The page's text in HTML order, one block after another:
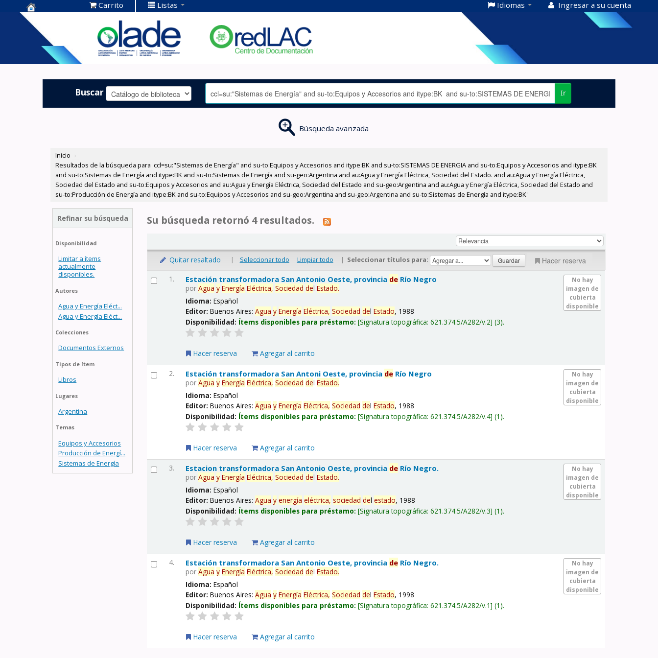
Centro de
Documentación
OLADE -
Carrito Listas Idiomas Ingresar a su cuenta
Buscar Ir
Búsqueda avanzada
Inicio ›
Resultados de la búsqueda para 'ccl=su:"Sistemas de Energía" and su-to:Equipos y Accesorios and itype:BK and su-to:SISTEMAS DE ENERGIA and su-to:Equipos y Accesorios and itype:BK
and su-to:Sistemas de Energía and itype:BK and su-to:Sistemas de Energía and su-geo:Argentina and au:Agua y Energía Eléctrica, Sociedad del Estado. and au:Agua y Energía Eléctrica,
Sociedad del Estado and su-to:Equipos y Accesorios and au:Agua y Energía Eléctrica, Sociedad del Estado and su-geo:Argentina and au:Agua y Energía Eléctrica, Sociedad del Estado and
su-to:Producción de Energía and itype:BK and su-to:Equipos y Accesorios and su-geo:Argentina and su-geo:Argentina and su-to:Sistemas de Energía and itype:BK'
Refinar su búsqueda
Disponibilidad
Limitar a ítems
actualmente
disponibles.
Autores
Agua y Energía Eléct...
Agua y Energía Eléct...
Colecciones
Documentos Externos
Tipos de ítem
Libros
Lugares
Argentina
Temas
Equipos y Accesorios
Producción de Energí...
Sistemas de Energía
Su búsqueda retornó 4 resultados.
Quitar resaltado | Seleccionar todo Limpiar todo | Seleccionar títulos para: Hacer reserva
1.
No hay
imagen de
cubierta
disponible
Estación transformadora San Antonio Oeste, provincia de Río Negro
porAgua y Energía Eléctrica, Sociedad delEstado.
Idioma:Español
Editor:Buenos Aires:Agua y Energía Eléctrica, Sociedad delEstado, 1988
Disponibilidad: Ítems disponibles para préstamo: Signatura topográfica:621.374.5/A282/v.2 (3).
Hacer reserva Agregar al carrito
2.
No hay
imagen de
cubierta
disponible
Estación transformadora San Antoni Oeste, provincia de Río Negro
porAgua y Energía Eléctrica, Sociedad delEstado.
Idioma:Español
Editor:Buenos Aires:Agua y Energía Eléctrica, Sociedad delEstado, 1988
Disponibilidad: Ítems disponibles para préstamo: Signatura topográfica:621.374.5/A282/v.4 (1).
Hacer reserva Agregar al carrito
3.
No hay
imagen de
cubierta
disponible
Estacion transformadora San Antonio Oeste, provincia de Río Negro.
porAgua y Energía Eléctrica, Sociedad delEstado.
Idioma:Español
Editor:Buenos Aires:Agua y energía eléctrica, sociedad delestado, 1988
Disponibilidad: Ítems disponibles para préstamo: Signatura topográfica:621.374.5/A282/v.3 (1).
Hacer reserva Agregar al carrito
4.
No hay
imagen de
cubierta
disponible
Estación transformadora San Antonio Oeste, provincia de Río Negro.
porAgua y Energía Eléctrica, Sociedad delEstado.
Idioma:Español
Editor:Buenos Aires:Agua y Energía Eléctrica, Sociedad delEstado, 1998
Disponibilidad: Ítems disponibles para préstamo: Signatura topográfica:621.374.5/A282/v.1 (1).
Hacer reserva Agregar al carrito